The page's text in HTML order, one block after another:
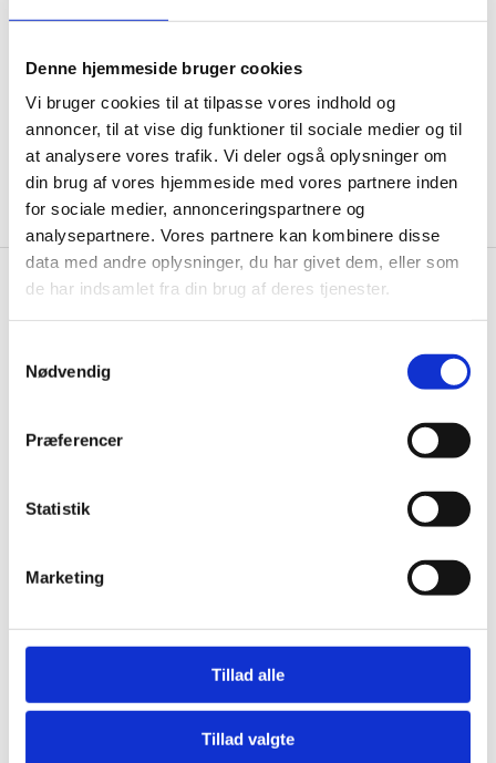
Denne hjemmeside bruger cookies
Vi bruger cookies til at tilpasse vores indhold og
annoncer, til at vise dig funktioner til sociale medier og til
at analysere vores trafik. Vi deler også oplysninger om
din brug af vores hjemmeside med vores partnere inden
for sociale medier, annonceringspartnere og
analysepartnere. Vores partnere kan kombinere disse
data med andre oplysninger, du har givet dem, eller som
de har indsamlet fra din brug af deres tjenester.
Nødvendig
Præferencer
Statistik
Marketing
Tillad alle
Tillad valgte
10.000 m2 lager
og god rådgivning siden 1976
Brug for hjælp?
Kontakt kundeservice 97 15 31 11
Rømersvej 31
CVR: 25821548
Mandag til torsdag fra 08:00 – 15:30.
Kortbetaling